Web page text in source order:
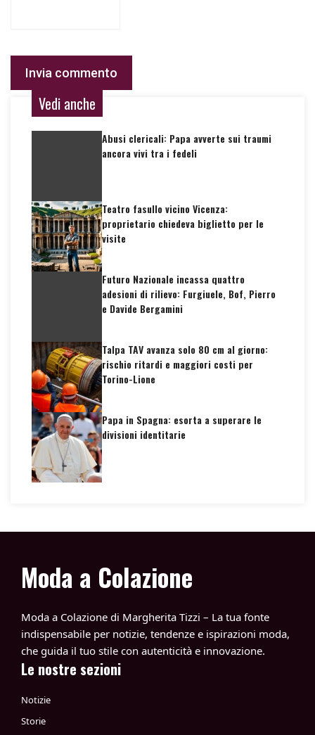
Vedi anche
Abusi clericali: Papa avverte sui traumi
ancora vivi tra i fedeli
Teatro fasullo vicino Vicenza:
proprietario chiedeva biglietto per le
visite
Futuro Nazionale incassa quattro
adesioni di rilievo: Furgiuele, Bof, Pierro
e Davide Bergamini
Talpa TAV avanza solo 80 cm al giorno:
rischio ritardi e maggiori costi per
Torino-Lione
Papa in Spagna: esorta a superare le
divisioni identitarie
Moda a Colazione
Moda a Colazione di Margherita Tizzi – La tua fonte
indispensabile per notizie, tendenze e ispirazioni moda,
che guida il tuo stile con autenticità e innovazione.
Le nostre sezioni
Notizie
Storie